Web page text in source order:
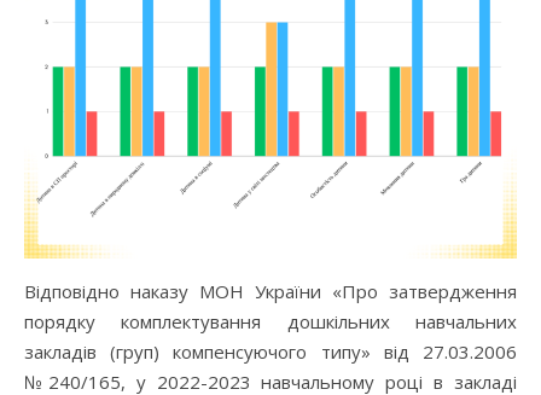
Відповідно наказу МОН України «Про затвердження
порядку комплектування дошкільних навчальних
закладів (груп) компенсуючого типу» від 27.03.2006
№240/165, у 2022-2023 навчальному році в закладі